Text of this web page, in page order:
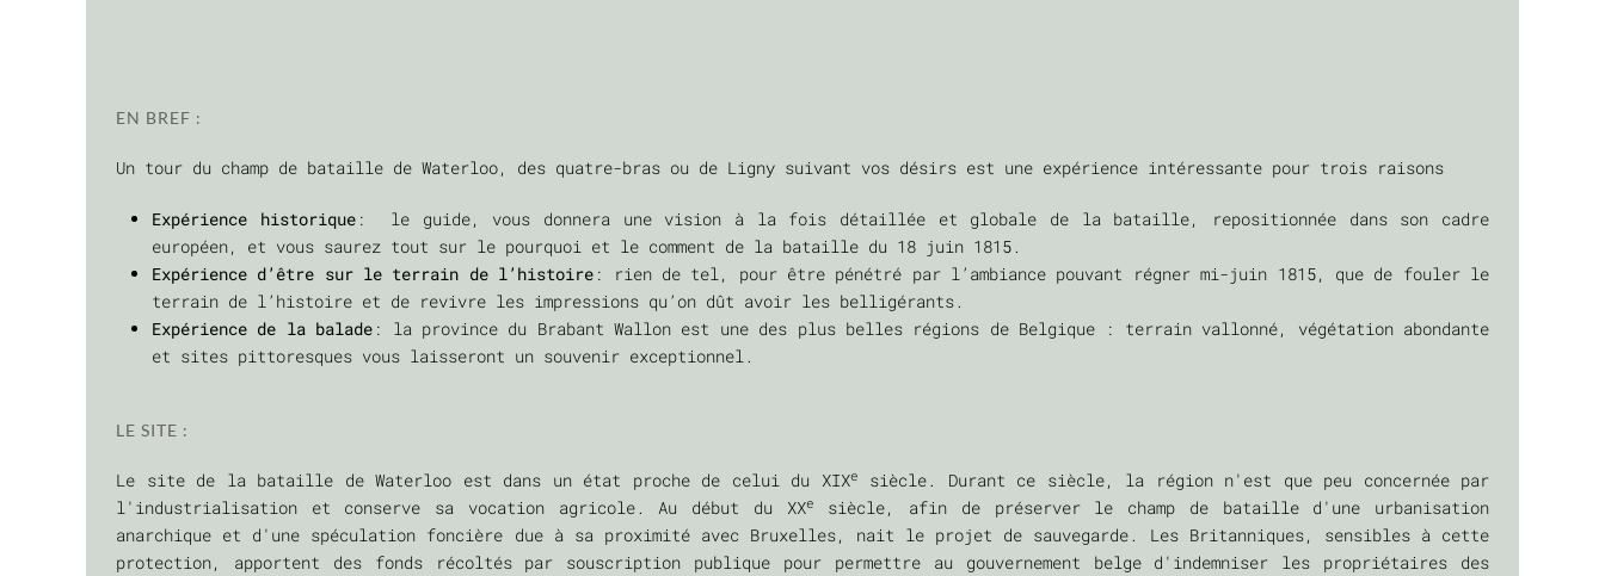
EN BREF :
Un tour du champ de bataille de Waterloo, des quatre-bras ou de Ligny suivant vos désirs est une expérience intéressante pour trois raisons
Expérience historique: le guide, vous donnera une vision à la fois détaillée et globale de la bataille, repositionnée dans son cadre
européen, et vous saurez tout sur le pourquoi et le comment de la bataille du 18 juin 1815.
Expérience d’être sur le terrain de l’histoire : rien de tel, pour être pénétré par l’ambiance pouvant régner mi-juin 1815, que de fouler le
terrain de l’histoire et de revivre les impressions qu’on dût avoir les belligérants.
Expérience de la balade : la province du Brabant Wallon est une des plus belles régions de Belgique : terrain vallonné, végétation abondante
et sites pittoresques vous laisseront un souvenir exceptionnel.
LE SITE :
Le site de la bataille de Waterloo est dans un état proche de celui du XIXe
siècle. Durant ce siècle, la région n'est que peu concernée par
l'industrialisation et conserve sa vocation agricole. Au début du XXe
siècle, afin de préserver le champ de bataille d'une urbanisation
anarchique et d'une spéculation foncière due à sa proximité avec Bruxelles, nait le projet de sauvegarde. Les Britanniques, sensibles à cette
protection, apportent des fonds récoltés par souscription publique pour permettre au gouvernement belge d'indemniser les propriétaires des